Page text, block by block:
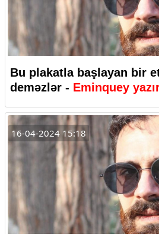
Bu plakatla başlayan bir
deməzlər - Eminquey
16-04-2024 15:18